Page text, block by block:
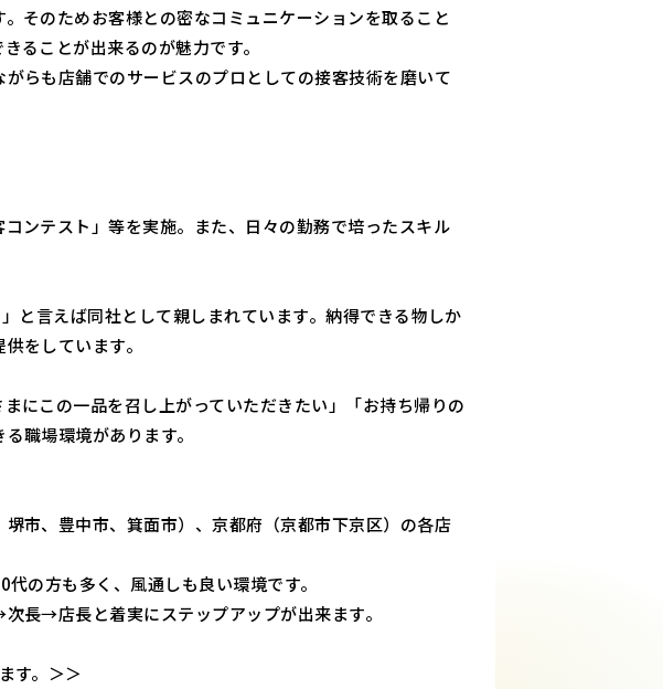
そのためお客様との密なコミュニケーションを取ること
ることが出来るのが魅力です。
らも店舗でのサービスのプロとしての接客技術を磨いて
ンテスト」等を実施。また、日々の勤務で培ったスキル
と言えば同社として親しまれています。納得できる物しか
をしています。
にこの一品を召し上がっていただきたい」「お持ち帰りの
職場環境があります。
市、豊中市、箕面市）、京都府（京都市下京区）の各店
の方も多く、風通しも良い環境です。
→店長と着実にステップアップが出来ます。
す。＞＞